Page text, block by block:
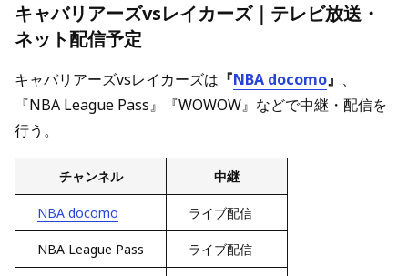
キャバリアーズvsレイカーズ｜テレビ放送・
ネット配信予定
キャバリアーズvsレイカーズは 『NBA docomo』 、
『NBA League Pass』『WOWOW』などで中継・配信を
行う。
チャンネル 中継
NBA docomo ライブ配信
NBA League Pass ライブ配信